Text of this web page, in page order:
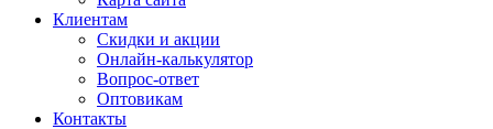
Клиентам
Скидки и акции
Онлайн-калькулятор
Вопрос-ответ
Оптовикам
Контакты